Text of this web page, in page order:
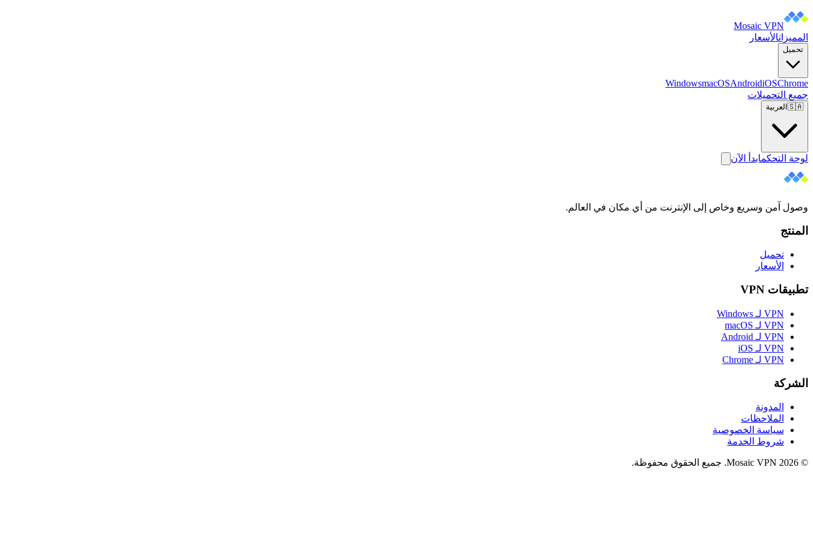
Mosaic VPN
المميزاتالأسعار
تحميل
WindowsmacOSAndroidiOSChrome
جميع التحميلات
🇸🇦 العربية
لوحة التحكمابدأ الآن
وصول آمن وسريع وخاص إلى الإنترنت من أي مكان في العالم.
المنتج
تحميل
الأسعار
تطبيقات VPN
VPN لـ Windows
VPN لـ macOS
VPN لـ Android
VPN لـ iOS
VPN لـ Chrome
الشركة
المدونة
الملاحظات
سياسة الخصوصية
شروط الخدمة
© 2026 Mosaic VPN. جميع الحقوق محفوظة.